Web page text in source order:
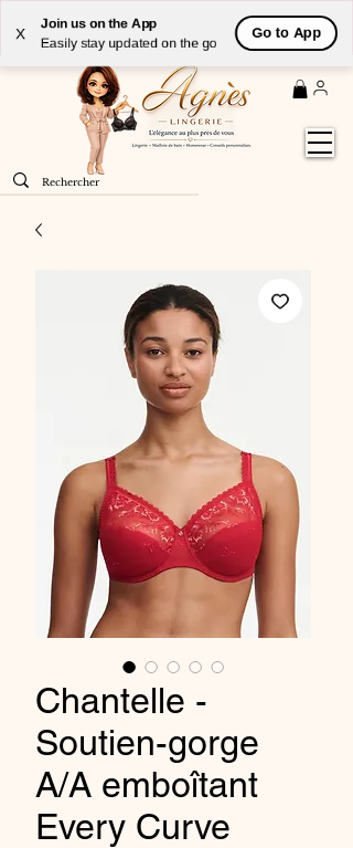
X
Join us on the App
Easily stay updated on the go
Go to App
Livraison GRATUITE(à partir de 59€) à domicile par
Colissimo en France métropolitaine
Chantelle -
Soutien-gorge
A/A emboîtant
Every Curve